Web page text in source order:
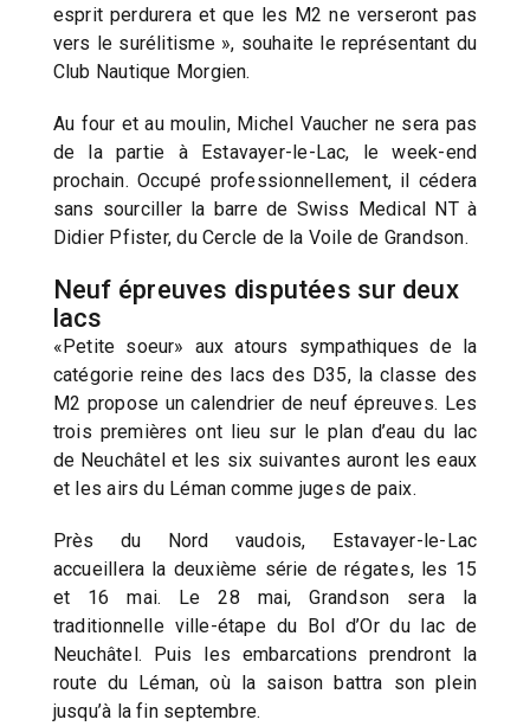
esprit perdurera et que les M2 ne verseront pas
vers le surélitisme », souhaite le représentant du
Club Nautique Morgien.
Au four et au moulin, Michel Vaucher ne sera pas
de la partie à Estavayer-le-Lac, le week-end
prochain. Occupé professionnellement, il cédera
sans sourciller la barre de Swiss Medical NT à
Didier Pfister, du Cercle de la Voile de Grandson.
Neuf épreuves disputées sur deux
lacs
«Petite soeur» aux atours sympathiques de la
catégorie reine des lacs des D35, la classe des
M2 propose un calendrier de neuf épreuves. Les
trois premières ont lieu sur le plan d’eau du lac
de Neuchâtel et les six suivantes auront les eaux
et les airs du Léman comme juges de paix.
Près du Nord vaudois, Estavayer-le-Lac
accueillera la deuxième série de régates, les 15
et 16 mai. Le 28 mai, Grandson sera la
traditionnelle ville-étape du Bol d’Or du lac de
Neuchâtel. Puis les embarcations prendront la
route du Léman, où la saison battra son plein
jusqu’à la fin septembre.